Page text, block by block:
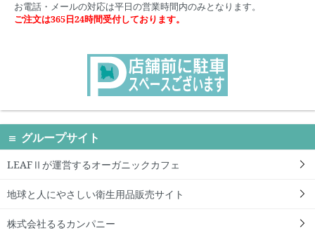
お電話・メールの対応は平日の営業時間内のみとなります。
ご注文は365日24時間受付しております。
グループサイト
LEAFⅡが運営するオーガニックカフェ
地球と人にやさしい衛生用品販売サイト
株式会社るるカンパニー